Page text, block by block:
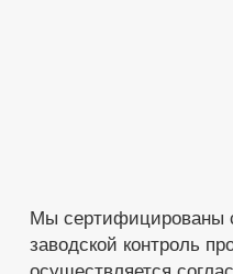
Мы сертифицированы
заводской контроль